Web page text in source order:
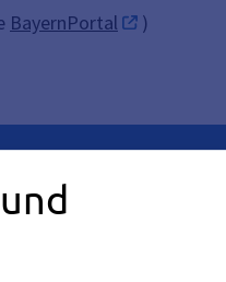
BayernPortal )